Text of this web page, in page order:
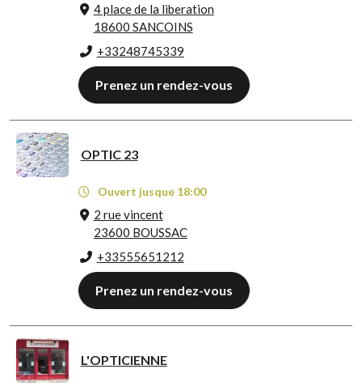
4 place de la liberation
18600 SANCOINS
+33248745339
Prenez un rendez-vous
OPTIC 23
Ouvert jusque 18:00
2 rue vincent
23600 BOUSSAC
+33555651212
Prenez un rendez-vous
L'OPTICIENNE